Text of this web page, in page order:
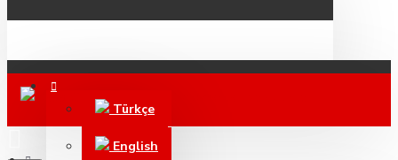
Türkçe
English